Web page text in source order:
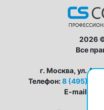
2026
Все
г. Москва, ул.
Телефон:8 (495)
E-mail: